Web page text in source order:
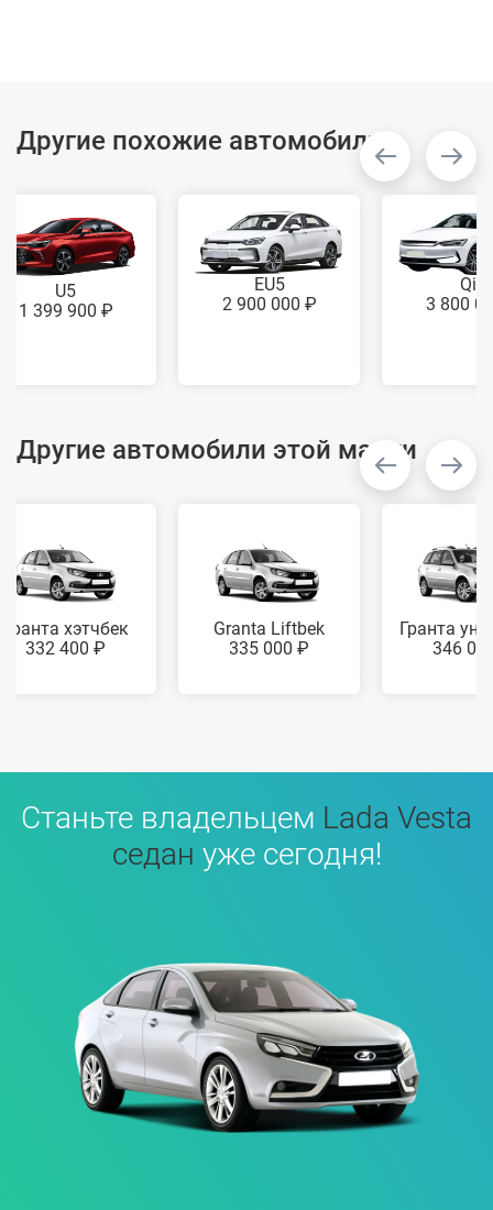
Другие похожие автомобили
U5
1 399 900 ₽
EU5
2 900 000 ₽
Qin
3 800
Другие автомобили этой марки
Гранта хэтчбек
332 400 ₽
Granta Liftbek
335 000 ₽
Гранта
346
Станьте владельцем Lada Vesta
седан уже сегодня!